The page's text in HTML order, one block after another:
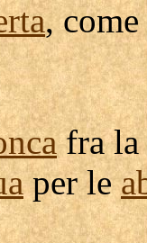
,
fra la
per le